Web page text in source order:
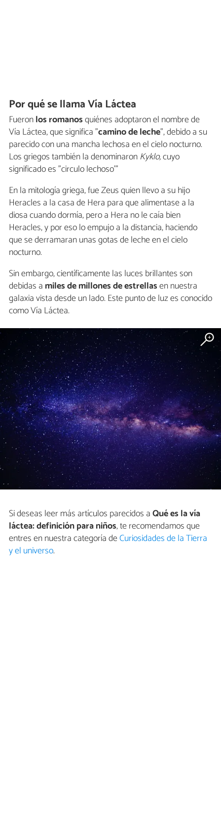
Por qué se llama Vía Láctea
Fueronlos romanosquiénes adoptaron el nombre de
Vía Láctea, que significa "camino de leche", debido a su
parecido con una mancha lechosa en el cielo nocturno.
Los griegos también la denominaronKyklo,cuyo
significado es "circulo lechoso’"
En la mitología griega, fue Zeus quien llevo a su hijo
Heracles a la casa de Hera para que alimentase a la
diosa cuando dormía, pero a Hera no le caía bien
Heracles, y por eso lo empujo a la distancia, haciendo
que se derramaran unas gotas de leche en el cielo
nocturno.
Sin embargo, científicamente las luces brillantes son
debidas a miles de millones de estrellasen nuestra
galaxia vista desde un lado. Este punto de luz es conocido
como Vía Láctea.
Si deseas leer más artículos parecidos aQué es la vía
láctea: definición para niños, te recomendamos que
entres en nuestra categoría deCuriosidades de la Tierra
y el universo.